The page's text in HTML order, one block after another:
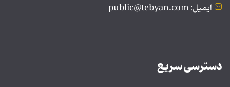
ایمیل: public@tebyan.com
دسترسی سریع